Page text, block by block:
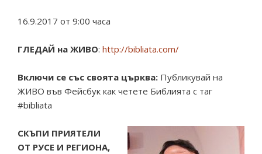
16.9.2017 от 9:00 часа
ГЛЕДАЙ на ЖИВО: http://bibliata.com/
Включи се със своята църква: Публикувай на
ЖИВО във Фейсбук как четете Библията с таг
#bibliata
СКЪПИ ПРИЯТЕЛИ
ОТ РУСЕ И РЕГИОНА,